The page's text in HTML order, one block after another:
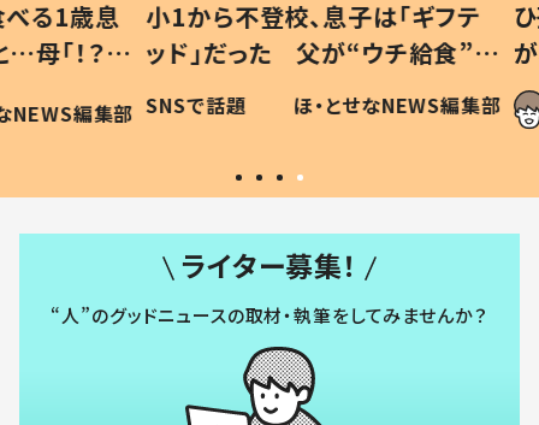
歳息
？」
編集部
小1から不登校、息子は「ギフテ
ッド」だった 父が“ウチ給食”を
作り続ける理由とは #令和の親
#令和の子
SNSで話題 ほ・とせなNEWS編集部
ひ孫
が、
「涙が
い」
ライター募集！
“人”のグッドニュースの取材・執筆をしてみませんか？